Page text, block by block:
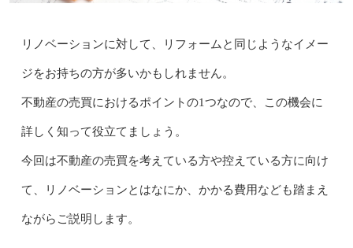
リノベーションに対して、リフォームと同じようなイメー
ジをお持ちの方が多いかもしれません。
不動産の売買におけるポイントの1つなので、この機会に
詳しく知って役立てましょう。
今回は不動産の売買を考えている方や控えている方に向け
て、リノベーションとはなにか、かかる費用なども踏まえ
ながらご説明します。